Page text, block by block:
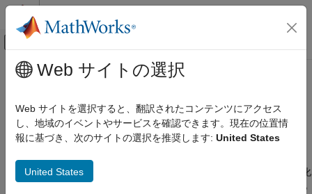
コンテンツへスキップ
オフキャンバス ナビゲーション メ
ドキュメンテーションのホーム
Stateflow
Simulink でのシミュレーション
ベクトルと行列
メインコンテンツ
Stateflow
チャートでの可変サイズ
データの宣言
Simulink ® モデルの Stateflow®チャート内のほとんどのデータ
一方、 "可変サイズ データ"
はシミュレーション中にサイズが変化
します。可変サイズ データは、たとえば Stateflow チャートから
Web サイトの選択
Web サイトを選択すると、翻訳されたコンテンツにアクセス
し、地域のイベントやサービスを確認できます。現在の位置情
報に基づき、次のサイトの選択を推奨します: United States
United States